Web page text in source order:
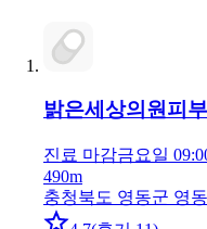
밝은세상의원피
진료 마감금요일
490m
충청북도 영동군 영